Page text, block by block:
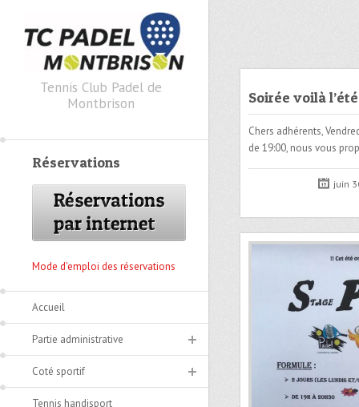
Soirée voilà l’été
Chers adhérents,
de 19:00, nous vous
juin
Tennis Club Padel de
Montbrison
Réservations
Mode d'emploi des réservations
Accueil
Partie administrative
Coté sportif
Tennis handisport